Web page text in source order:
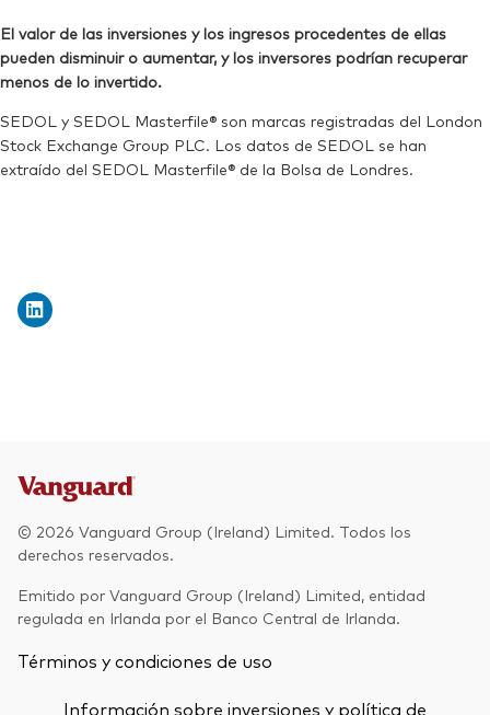
El valor de las inversiones y los ingresos procedentes de ellas
pueden disminuir o aumentar, y los inversores podrían recuperar
menos de lo invertido.
SEDOL y SEDOL Masterfile® son marcas registradas del London
Stock Exchange Group PLC. Los datos de SEDOL se han
extraído del SEDOL Masterfile® de la Bolsa de Londres.
© 2026 Vanguard Group (Ireland) Limited. Todos los
derechos reservados.
Emitido por Vanguard Group (Ireland) Limited, entidad
regulada en Irlanda por el Banco Central de Irlanda.
Términos y condiciones de uso
Información sobre inversiones y política de